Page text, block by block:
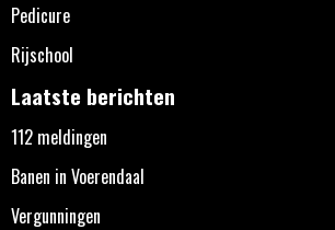
Pedicure
Rijschool
Laatste berichten
112 meldingen
Banen in Voerendaal
Vergunningen